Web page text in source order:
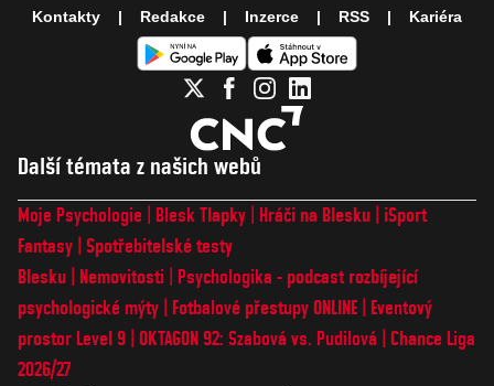
Další témata z našich webů
Moje Psychologie Blesk Tlapky Hráči na Blesku
iSport
Fantasy Spotřebitelské testy
Blesku
Nemovitosti
Psychologika - podcast rozbíjející
psychologické mýty
Fotbalové přestupy ONLINE
Eventový
prostor Level 9 OKTAGON 92: Szabová vs. Pudilová
Chance Liga
2026/27
Kontakty Redakce Inzerce RSS Kariéra